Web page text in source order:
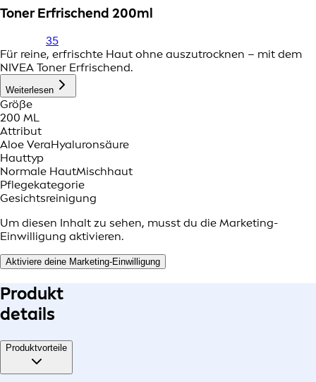
Toner Erfrischend 200ml
35
Für reine, erfrischte Haut ohne auszutrocknen – mit dem
NIVEA Toner Erfrischend.
Weiterlesen
Größe
200 ML
Attribut
Aloe VeraHyaluronsäure
Hauttyp
Normale HautMischhaut
Pflegekategorie
Gesichtsreinigung
Um diesen Inhalt zu sehen, musst du die Marketing-
Einwilligung aktivieren.
Aktiviere deine Marketing-Einwilligung
Produkt
details
Produktvorteile